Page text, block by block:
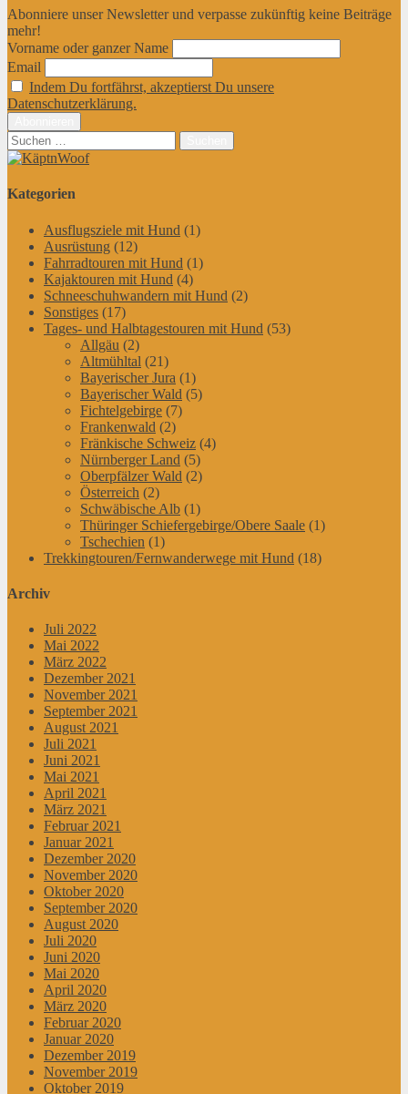
Abonniere unser Newsletter und verpasse zukünftig keine Beiträge
mehr!
Vorname oder ganzer Name
Email
Indem Du fortfährst, akzeptierst Du unsere
Datenschutzerklärung.
Suchen
nach:
Kategorien
Ausflugsziele mit Hund (1)
Ausrüstung (12)
Fahrradtouren mit Hund (1)
Kajaktouren mit Hund (4)
Schneeschuhwandern mit Hund (2)
Sonstiges (17)
Tages- und Halbtagestouren mit Hund (53)
Allgäu (2)
Altmühltal (21)
Bayerischer Jura (1)
Bayerischer Wald (5)
Fichtelgebirge (7)
Frankenwald (2)
Fränkische Schweiz (4)
Nürnberger Land (5)
Oberpfälzer Wald (2)
Österreich (2)
Schwäbische Alb (1)
Thüringer Schiefergebirge/Obere Saale (1)
Tschechien (1)
Trekkingtouren/Fernwanderwege mit Hund (18)
Archiv
Juli 2022
Mai 2022
März 2022
Dezember 2021
November 2021
September 2021
August 2021
Juli 2021
Juni 2021
Mai 2021
April 2021
März 2021
Februar 2021
Januar 2021
Dezember 2020
November 2020
Oktober 2020
September 2020
August 2020
Juli 2020
Juni 2020
Mai 2020
April 2020
März 2020
Februar 2020
Januar 2020
Dezember 2019
November 2019
Oktober 2019